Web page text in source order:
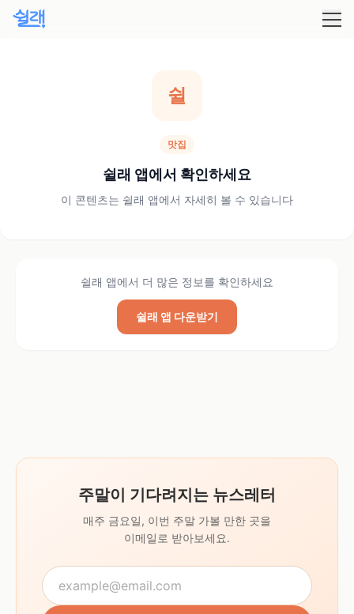
쉴
맛집
쉴래 앱에서 확인하세요
이 콘텐츠는 쉴래 앱에서 자세히 볼 수 있습니다
쉴래 앱에서 더 많은 정보를 확인하세요
쉴래 앱 다운받기
주말이 기다려지는 뉴스레터
매주 금요일, 이번 주말 가볼 만한 곳을
이메일로 받아보세요.